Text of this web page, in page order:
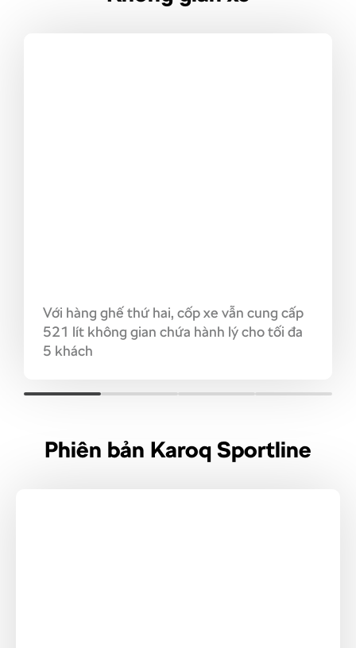
Với hàng ghế thứ hai, cốp xe vẫn cung cấp
521 lít không gian chứa hành lý cho tối đa
5 khách
Phiên bản Karoq Sportline